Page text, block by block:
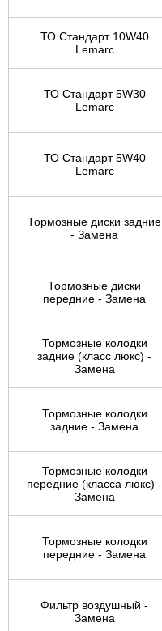
ТО Стандарт 10W40
Lemarc
ТО Стандарт 5W30
Lemarc
ТО Стандарт 5W40
Lemarc
Тормозные диски задние
- Замена
Тормозные диски
передние - Замена
Тормозные колодки
задние (класс люкс) -
Замена
Тормозные колодки
задние - Замена
Тормозные колодки
передние (класса люкс) -
Замена
Тормозные колодки
передние - Замена
Фильтр воздушный -
Замена